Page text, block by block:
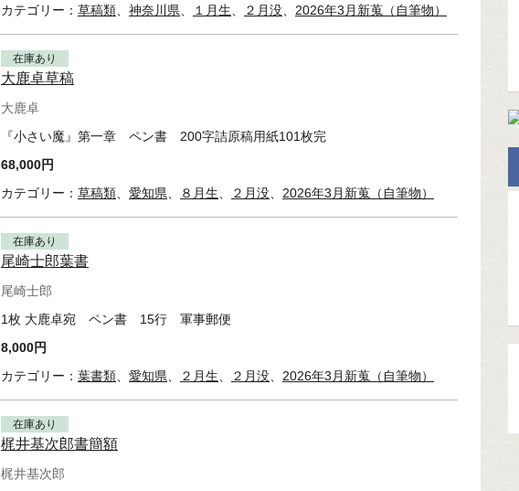
カテゴリー： 草稿類 神奈川県 １月生 ２月没 2026年3月新蒐（自筆物）
在庫あり
大鹿卓草稿
大鹿卓
『小さい魔』第一章 ペン書 200字詰原稿用紙101枚完
68,000円
カテゴリー： 草稿類 愛知県 ８月生 ２月没 2026年3月新蒐（自筆物）
在庫あり
尾崎士郎葉書
尾崎士郎
1枚 大鹿卓宛 ペン書 15行 軍事郵便
8,000円
カテゴリー： 葉書類 愛知県 ２月生 ２月没 2026年3月新蒐（自筆物）
在庫あり
梶井基次郎書簡額
梶井基次郎